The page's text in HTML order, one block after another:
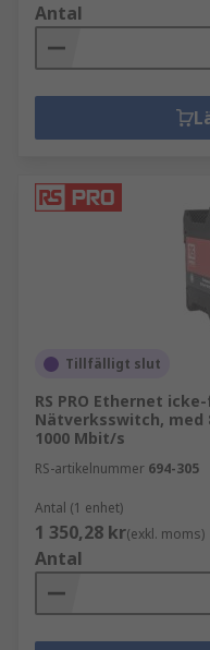
Antal
Tillfälligt slut
RS PRO Ethernet
Nätverksswitch, med
1000 Mbit/s
RS-artikelnummer 694-305
Antal (1 enhet)
1 350,28 kr(exkl. moms)
Antal